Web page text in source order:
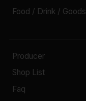
Food / Drink / Goods
Producer
Shop List
Faq